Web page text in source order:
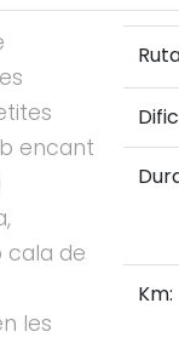
encant
cala de
les
Km: